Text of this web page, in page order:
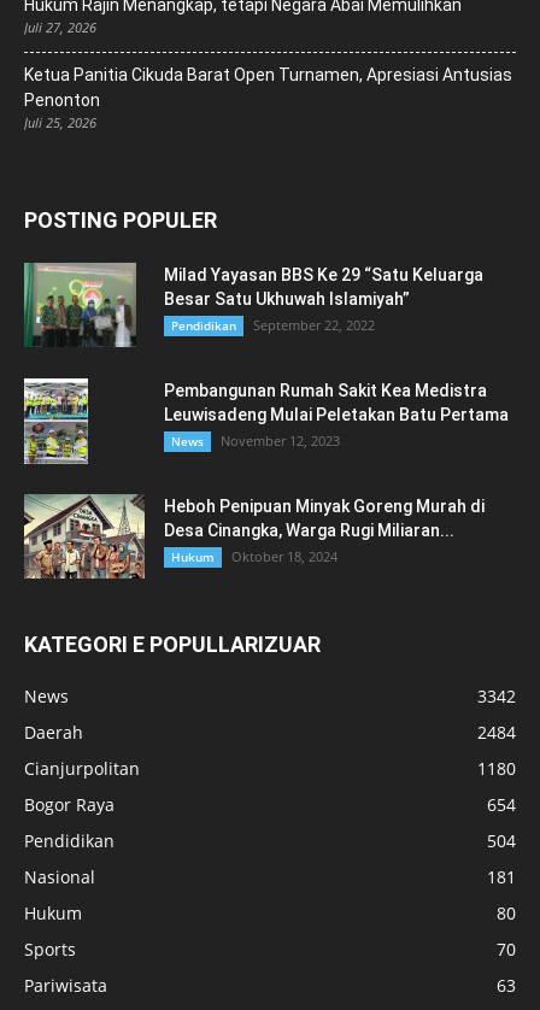
Hukum Rajin Menangkap, tetapi Negara Abai Memulihkan
Juli 27, 2026
Ketua Panitia Cikuda Barat Open Turnamen, Apresiasi Antusias
Penonton
Juli 25, 2026
POSTING POPULER
Milad Yayasan BBS Ke 29 “Satu Keluarga
Besar Satu Ukhuwah Islamiyah”
Pendidikan September 22, 2022
Pembangunan Rumah Sakit Kea Medistra
Leuwisadeng Mulai Peletakan Batu Pertama
News November 12, 2023
Heboh Penipuan Minyak Goreng Murah di
Desa Cinangka, Warga Rugi Miliaran...
Hukum Oktober 18, 2024
KATEGORI E POPULLARIZUAR
News
3342
Daerah
2484
Cianjurpolitan
1180
Bogor Raya
654
Pendidikan
504
Nasional
181
Hukum
80
Sports
70
Pariwisata
63